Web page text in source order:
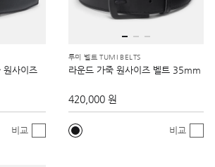
원사이즈
비교
투미 벨트 TUMI BELTS
라운드 가죽 원사이즈 벨트 35mm
420,000 원
비교